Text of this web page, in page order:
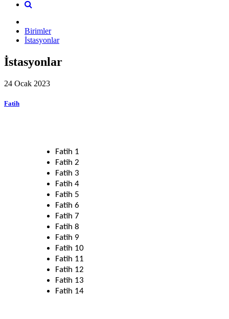
Birimler
İstasyonlar
İstasyonlar
24 Ocak 2023
Fatih
Fatih 1
Fatih 2
Fatih 3
Fatih 4
Fatih 5
Fatih 6
Fatih 7
Fatih 8
Fatih 9
Fatih 10
Fatih 11
Fatih 12
Fatih 13
Fatih 14